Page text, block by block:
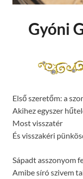
Gyóni
Első szeretőm: a
Akihez egyszer
Most visszatér
És visszakéri
Sápadt asszonyom
Amibe síró szivem